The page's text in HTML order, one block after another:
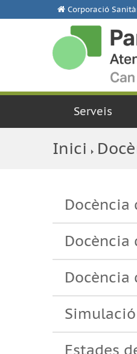
Corporació
Serveis
Inici
Docència
Docència
Docència
Simulació
Estades